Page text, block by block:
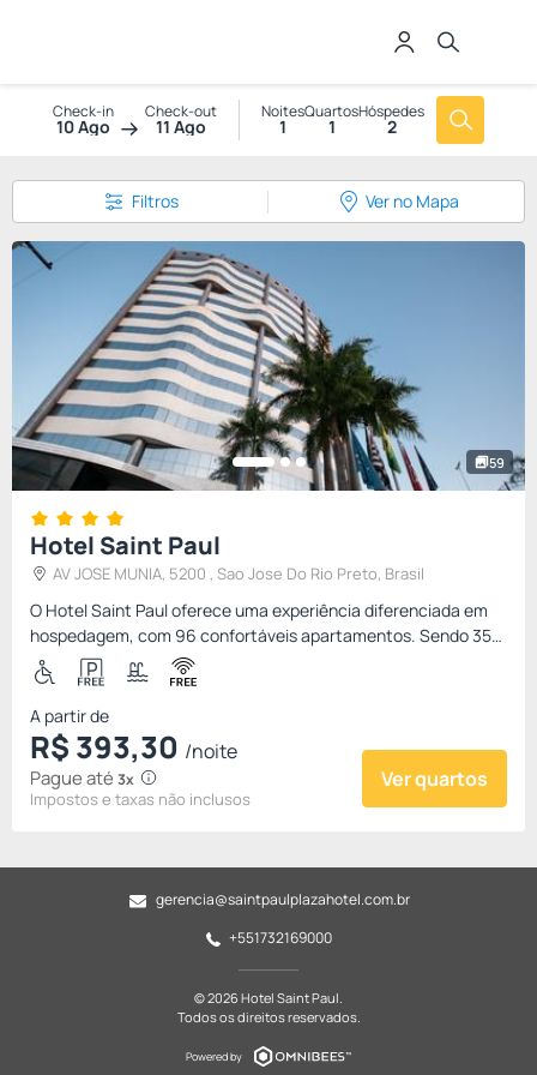
Check-in
10 Ago
Check-out
11 Ago
Noites
1
Quartos
1
Hóspedes
2
Filtros Ver no Mapa
59
Hotel Saint Paul
AV JOSE MUNIA, 5200 , Sao Jose Do Rio Preto, Brasil
O Hotel Saint Paul oferece uma experiência diferenciada em
hospedagem, com 96 confortáveis apartamentos. Sendo 35
unidades na categoria superior (25m² de conforto e tradição),
50 u...
A partir de
R$ 393,30 /noite
Impostos e taxas não inclusos
Pague até 3x Ver quartos
gerencia@saintpaulplazahotel.com.br
+551732169000
© 2026 Hotel Saint Paul.
Todos os direitos reservados.
Powered by